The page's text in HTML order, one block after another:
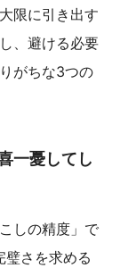
限に引き出す
、避ける必要
がちな3つの
一憂してし
しの精度」で
璧さを求める